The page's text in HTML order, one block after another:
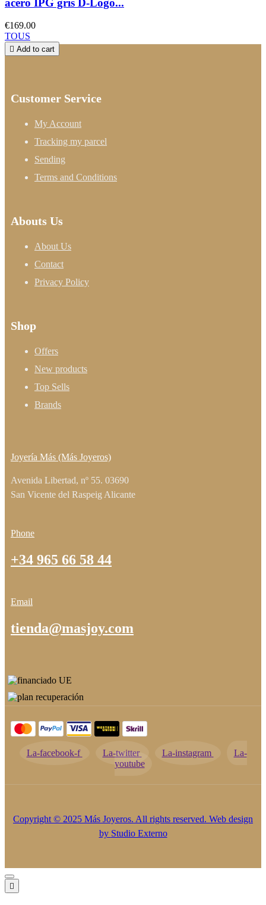
€169.00
TOUS
 Add to cart
Customer Service
My Account
Tracking my parcel
Sending
Terms and Conditions
Abouts Us
About Us
Contact
Privacy Policy
Shop
Offers
New products
Top Sells
Brands
Joyería Más (Más Joyeros)
Avenida Libertad, nº 55. 03690
San Vicente del Raspeig Alicante
Phone
+34 965 66 58 44
Email
tienda@masjoy.com
La-facebook-f La-twitter La-instagram
La-
youtube
Copyright © 2025 Más Joyeros. All rights reserved. Web design
by Studio Externo
